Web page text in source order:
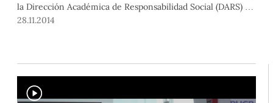
la Dirección Académica de Responsabilidad Social (DARS) e
integrante del Grupo de Investigación de Género de la
28.11.2014